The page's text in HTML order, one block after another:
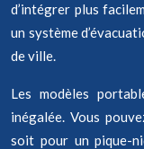
d’intégrer plus
un système
de ville.
Les modèles
inégalée. Vous
soit pour un pique-